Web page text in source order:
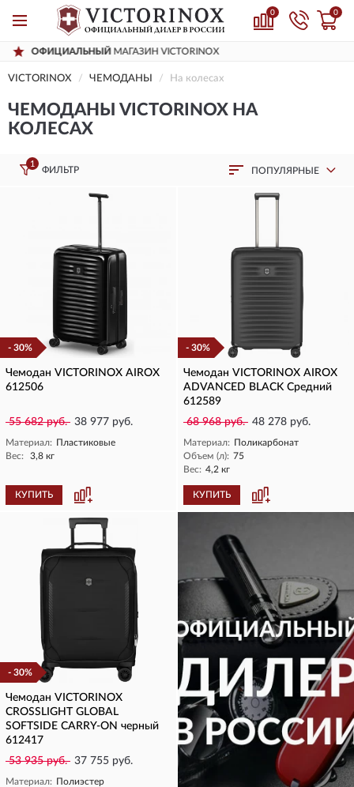
0 0
VICTORINOX
VICTORINOX ЧЕМОДАНЫ На колесах
ЧЕМОДАНЫ VICTORINOX НА
КОЛЕСАХ
1
ФИЛЬТР ПОПУЛЯРНЫЕ
- 30%
Чемодан VICTORINOX AIROX
612506
55 682 руб. 38 977 руб.
Материал: Пластиковые
Вес:
3,8 кг
КУПИТЬ
- 30%
Чемодан VICTORINOX AIROX
ADVANCED BLACK Средний
612589
68 968 руб. 48 278 руб.
Материал: Поликарбонат
Объем (л): 75
Вес: 4,2 кг
КУПИТЬ
- 30%
Чемодан VICTORINOX
CROSSLIGHT GLOBAL
SOFTSIDE CARRY-ON черный
612417
53 935 руб. 37 755 руб.
Материал: Полиэстер